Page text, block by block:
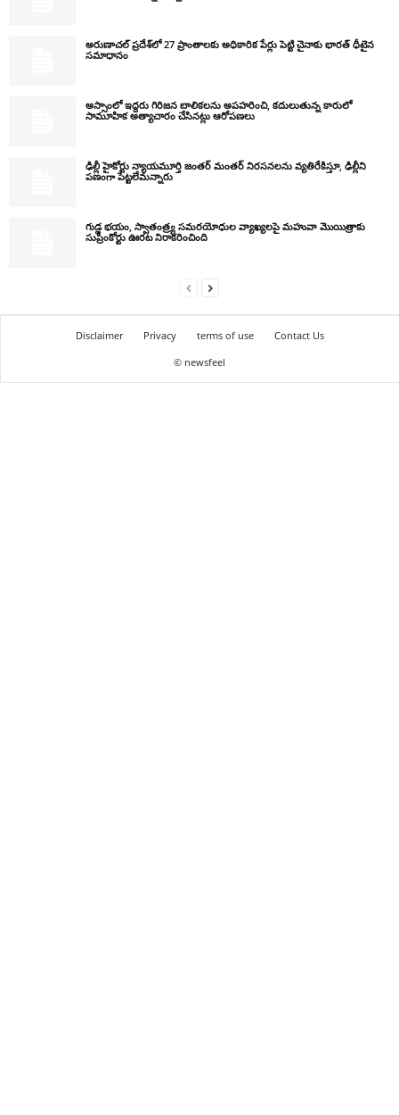
అరుణాచల్ ప్రదేశ్‌లో 27 ప్రాంతాలకు అధికారిక పేర్లు పెట్టి చైనాకు భారత్ ధీటైన
సమాధానం
అస్సాంలో ఇద్దరు గిరిజన బాలికలను అపహరించి, కదులుతున్న కారులో
సామూహిక అత్యాచారం చేసినట్లు ఆరోపణలు
ఢిల్లీ హైకోర్టు న్యాయమూర్తి జంతర్ మంతర్ నిరసనలను వ్యతిరేకిస్తూ, ఢిల్లీని
పణంగా పెట్టలేమన్నారు
గుడ్ల భయం, స్వాతంత్ర్య సమరయోధుల వ్యాఖ్యలపై మహువా మొయిత్రాకు
సుప్రీంకోర్టు ఊరట నిరాకరించింది
Disclaimer Privacy terms of use
Contact Us
© newsfeel